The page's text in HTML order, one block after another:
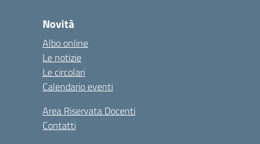
Novità
Albo online
Le notizie
Le circolari
Calendario eventi
Area Riservata Docenti
Contatti